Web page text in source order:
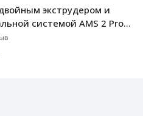
экструдером и
системой AMS 2 Pro